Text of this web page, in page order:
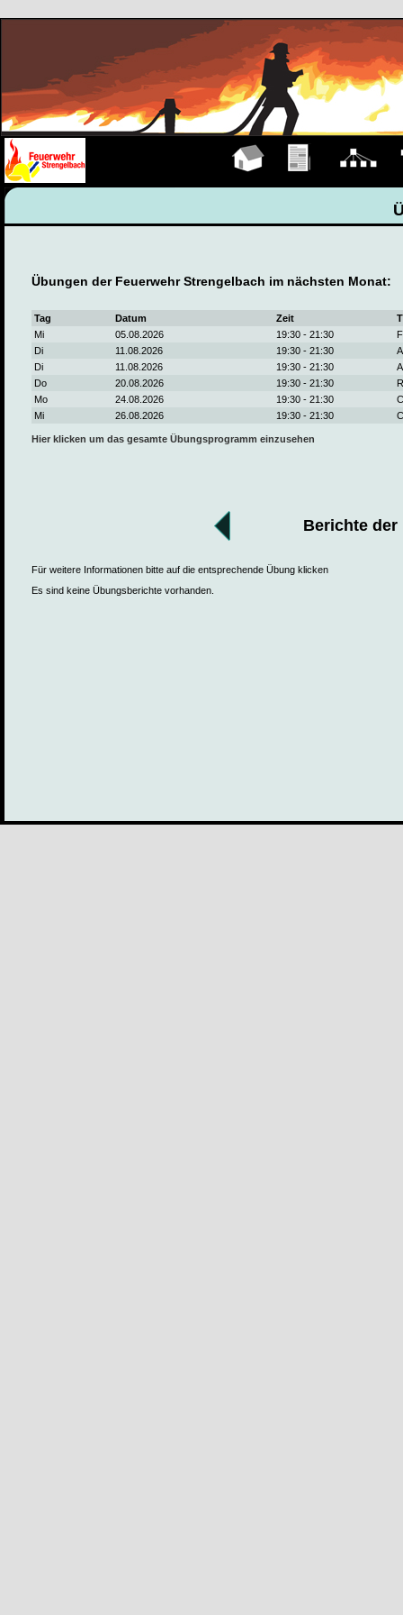
Übungen der Feuerwehr Strengelbach im nächsten Monat:
Tag Datum Zeit
Mi
05.08.2026 19:30 - 21:30
Di
11.08.2026 19:30 - 21:30
Di
11.08.2026 19:30 - 21:30
Do
20.08.2026 19:30 - 21:30
Mo
24.08.2026 19:30 - 21:30
Mi
26.08.2026 19:30 - 21:30
Hier klicken um das gesamte Übungsprogramm einzusehen
Berichte der
Für weitere Informationen bitte auf die entsprechende Übung klicken
Es sind keine Übungsberichte vorhanden.